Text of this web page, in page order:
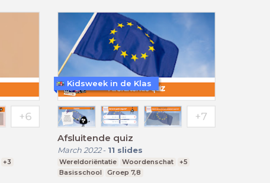
+3
Afsluitende quiz
March 2022- 11 slides
Wereldoriëntatie Woordenschat
+5
Basisschool
Groep 7,8
Kidsweek in de Klas